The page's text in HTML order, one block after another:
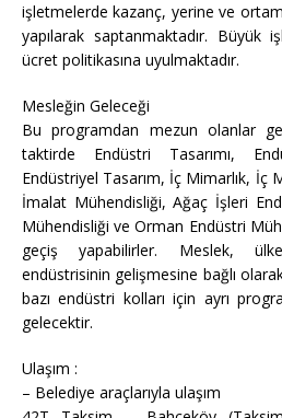
işletmelerde kazanç, yerine ve
yapılarak saptanmaktadır. Büyük
ücret politikasına uyulmaktadır.
Mesleğin Geleceği
Bu programdan mezun olanlar
taktirde Endüstri Tasarımı,
Endüstriyel Tasarım, İç Mimarlık, İç
İmalat Mühendisliği, Ağaç İşleri
Mühendisliği ve Orman Endüstri
geçiş yapabilirler. Meslek,
endüstrisinin gelişmesine bağlı
bazı endüstri kolları için ayrı
gelecektir.
Ulaşım :
– Belediye araçlarıyla ulaşım